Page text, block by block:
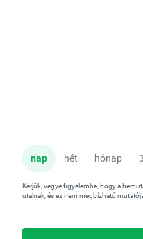
nap hét hónap
Kérjük, vegye figyelembe, hogy a
utalnak, és ez nem megbízható